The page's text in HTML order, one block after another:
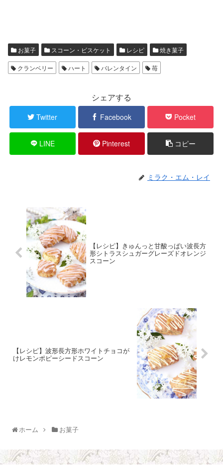
お菓子 スコーン・ビスケット レシピ 焼き菓子
クランベリー ハート バレンタイン 苺
シェアする
Twitter Facebook Pocket
LINE Pinterest コピー
ミラク・エム・レイ
【レシピ】きゅんっと甘酸っぱい波長方
形シトラスシュガーグレーズドオレンジ
スコーン
【レシピ】波形長方形ホワイトチョコが
けレモンポピーシードスコーン
ホーム お菓子